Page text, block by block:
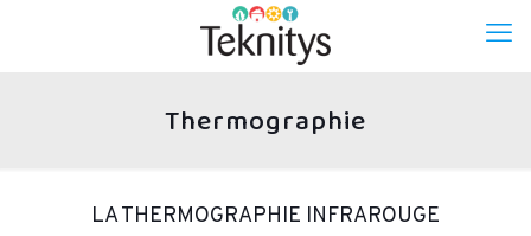
Thermographie
LA THERMOGRAPHIE INFRAROUGE